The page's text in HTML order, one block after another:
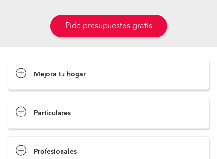
Pide presupuestos gratis
Mejora tu hogar
Particulares
Profesionales